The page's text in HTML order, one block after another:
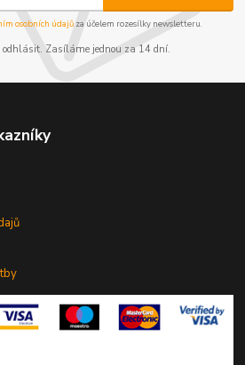
osobních údajůza účelem rozesílky newsletteru.
odhlásit. Zasíláme jednou za 14 dní.